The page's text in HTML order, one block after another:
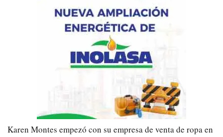
Karen Montes empezó con su empresa de venta de ropa en